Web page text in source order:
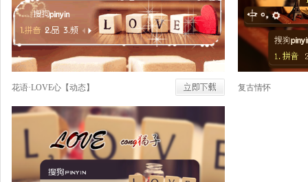
花语·LOVE心【动态】 复古情怀